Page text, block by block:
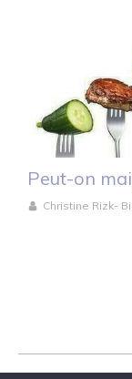
Peut-on
Christine Rizk-